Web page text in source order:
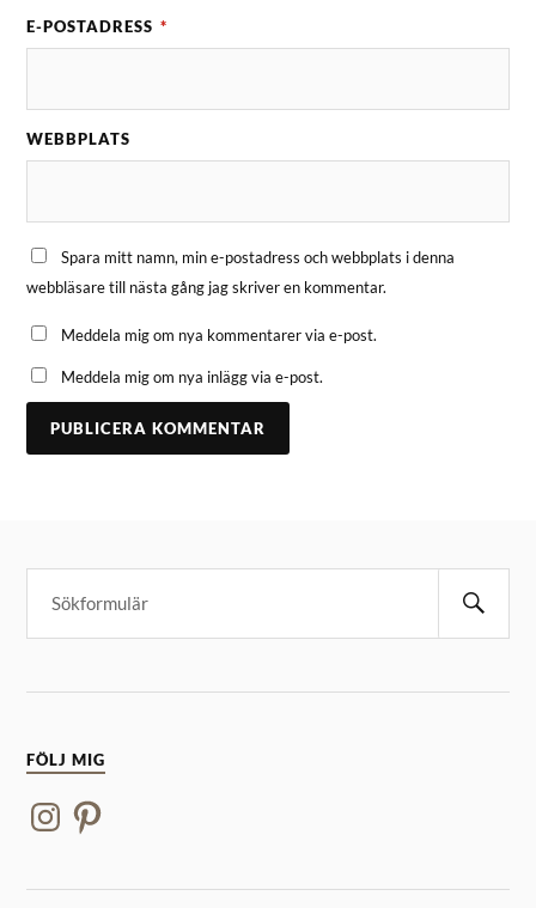
E-POSTADRESS *
WEBBPLATS
Spara mitt namn, min e-postadress och webbplats i denna
webbläsare till nästa gång jag skriver en kommentar.
Meddela mig om nya kommentarer via e-post.
Meddela mig om nya inlägg via e-post.
FÖLJ MIG